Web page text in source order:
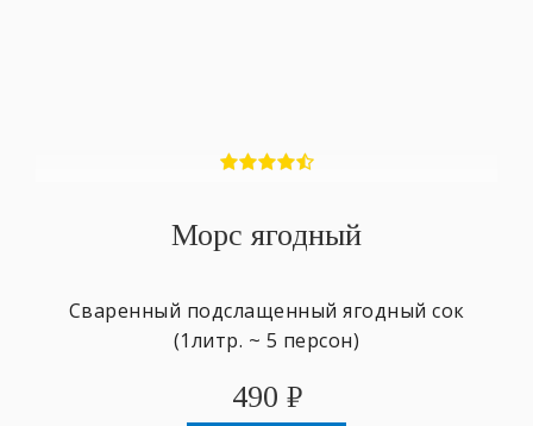
Морс ягодный
Сваренный подслащенный ягодный сок
(1литр. ~ 5 персон)
490 ₽